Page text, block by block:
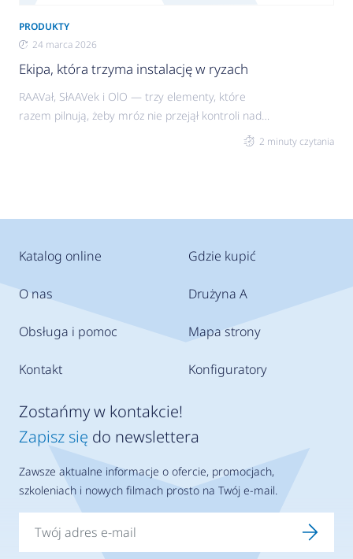
PRODUKTY
24 marca 2026
Ekipa, która trzyma instalację w ryzach
RAAVał, SłAAVek i OlO — trzy elementy, które
razem pilnują, żeby mróz nie przejął kontroli nad
2 minuty czytania
Katalog online
O nas
Obsługa i pomoc
Kontakt
Gdzie kupić
Drużyna A
Mapa strony
Konfiguratory
Zostańmy w kontakcie!
Zapisz się do newslettera
Zawsze aktualne informacje o ofercie, promocjach,
szkoleniach i nowych filmach prosto na Twój e-mail.